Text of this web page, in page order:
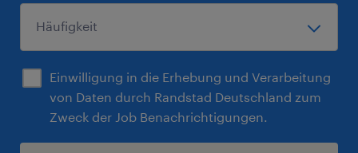
Einwilligung in die Erhebung und Verarbeitung
von Daten durch Randstad Deutschland zum
Zweck der Job Benachrichtigungen.